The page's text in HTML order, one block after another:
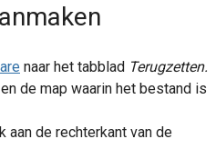
naar het tabblad Terugzetten.
de map waarin het bestand is
aan de rechterkant van de